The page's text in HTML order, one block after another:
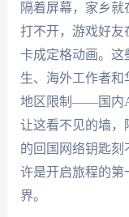
隔着屏幕，家乡
打不开，游戏好友
卡成定格动画。这
生、海外工作者和
地区限制——国内
让这看不见的墙，
的回国网络钥匙刻
许是开启旅程的第
界。